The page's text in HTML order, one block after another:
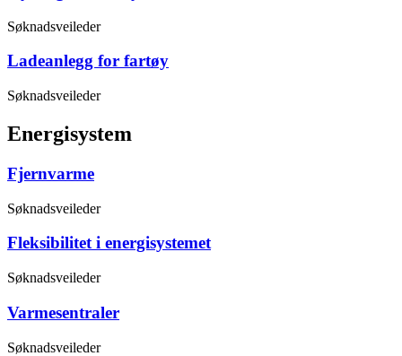
Søknadsveileder
Ladeanlegg for fartøy
Søknadsveileder
Energisystem
Fjernvarme
Søknadsveileder
Fleksibilitet i energisystemet
Søknadsveileder
Varmesentraler
Søknadsveileder